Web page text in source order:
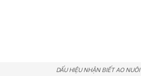
DẤU HIỆU NHẬN BIẾT AO